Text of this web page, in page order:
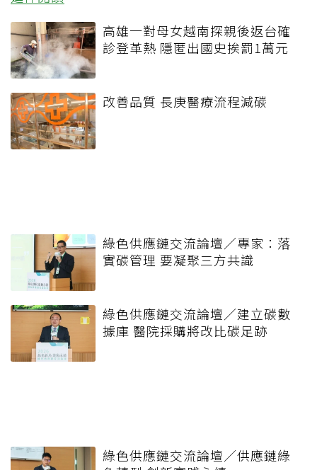
高雄一對母女越南探親後返台確
診登革熱 隱匿出國史挨罰1萬元
改善品質 長庚醫療流程減碳
綠色供應鏈交流論壇／專家：落
實碳管理 要凝聚三方共識
綠色供應鏈交流論壇／建立碳數
據庫 醫院採購將改比碳足跡
綠色供應鏈交流論壇／供應鏈綠